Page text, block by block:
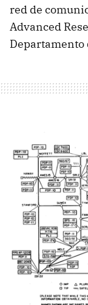
red de
Advanced
Departamento